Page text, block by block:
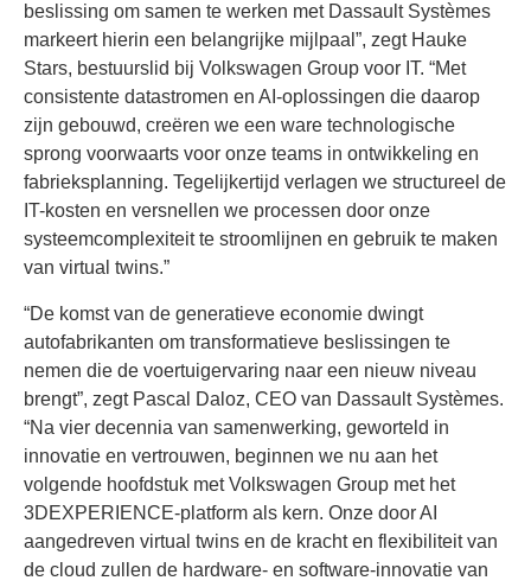
beslissing om samen te werken met Dassault Systèmes
markeert hierin een belangrijke mijlpaal”, zegt Hauke
Stars, bestuurslid bij Volkswagen Group voor IT. “Met
consistente datastromen en AI-oplossingen die daarop
zijn gebouwd, creëren we een ware technologische
sprong voorwaarts voor onze teams in ontwikkeling en
fabrieksplanning. Tegelijkertijd verlagen we structureel de
IT-kosten en versnellen we processen door onze
systeemcomplexiteit te stroomlijnen en gebruik te maken
van virtual twins.”
“De komst van de generatieve economie dwingt
autofabrikanten om transformatieve beslissingen te
nemen die de voertuigervaring naar een nieuw niveau
brengt”, zegt Pascal Daloz, CEO van Dassault Systèmes.
“Na vier decennia van samenwerking, geworteld in
innovatie en vertrouwen, beginnen we nu aan het
volgende hoofdstuk met Volkswagen Group met het
3DEXPERIENCE-platform als kern. Onze door AI
aangedreven virtual twins en de kracht en flexibiliteit van
de cloud zullen de hardware- en software-innovatie van